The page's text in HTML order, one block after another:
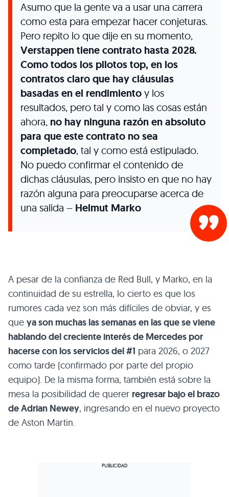
Asumo que la gente va a usar una carrera
como esta para empezar hacer conjeturas.
Pero repito lo que dije en su momento,
Verstappen tiene contrato hasta 2028.
Como todos los pilotos top, en los
contratos claro que hay cláusulas
basadas en el rendimiento y los
resultados, pero tal y como las cosas están
ahora, no hay ninguna razón en absoluto
para que este contrato no sea
completado, tal y como está estipulado.
No puedo confirmar el contenido de
dichas cláusulas, pero insisto en que no hay
razón alguna para preocuparse acerca de
una salida – Helmut Marko
A pesar de la confianza de Red Bull, y Marko, en la
continuidad de su estrella, lo cierto es que los
rumores cada vez son más difíciles de obviar, y es
que ya son muchas las semanas en las que se viene
hablando del creciente interés de Mercedes por
hacerse con los servicios del #1 para 2026, o 2027
como tarde (confirmado por parte del propio
equipo). De la misma forma, también está sobre la
mesa la posibilidad de querer regresar bajo el brazo
de Adrian Newey, ingresando en el nuevo proyecto
de Aston Martin.